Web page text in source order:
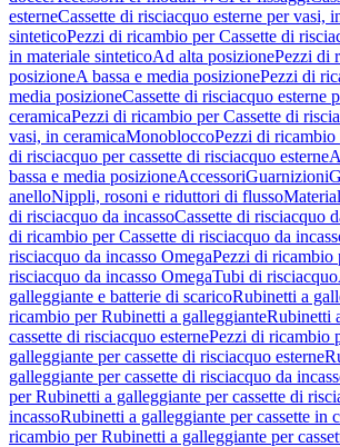
esterneCassette di risciacquo esterne per vasi,
sinteticoPezzi di ricambio per Cassette di
in materiale sinteticoAd alta posizionePezzi di
posizioneA bassa e media posizionePezzi di
media posizioneCassette di risciacquo esterne
ceramicaPezzi di ricambio per Cassette di
vasi, in ceramicaMonobloccoPezzi di
di risciacquo per cassette di risciacquo esterne
bassa e media posizioneAccessoriGuarnizioni
anelloNippli, rosoni e riduttori di flusso
di risciacquo da incassoCassette di risciacquo
di ricambio per Cassette di risciacquo da
risciacquo da incasso OmegaPezzi di ricambio
risciacquo da incasso OmegaTubi di risciacquo
galleggiante e batterie di scaricoRubinetti a
ricambio per Rubinetti a galleggianteRubinetti
cassette di risciacquo esternePezzi di ricambio
galleggiante per cassette di risciacquo esterne
galleggiante per cassette di risciacquo da
per Rubinetti a galleggiante per cassette di
incassoRubinetti a galleggiante per cassette in
ricambio per Rubinetti a galleggiante per